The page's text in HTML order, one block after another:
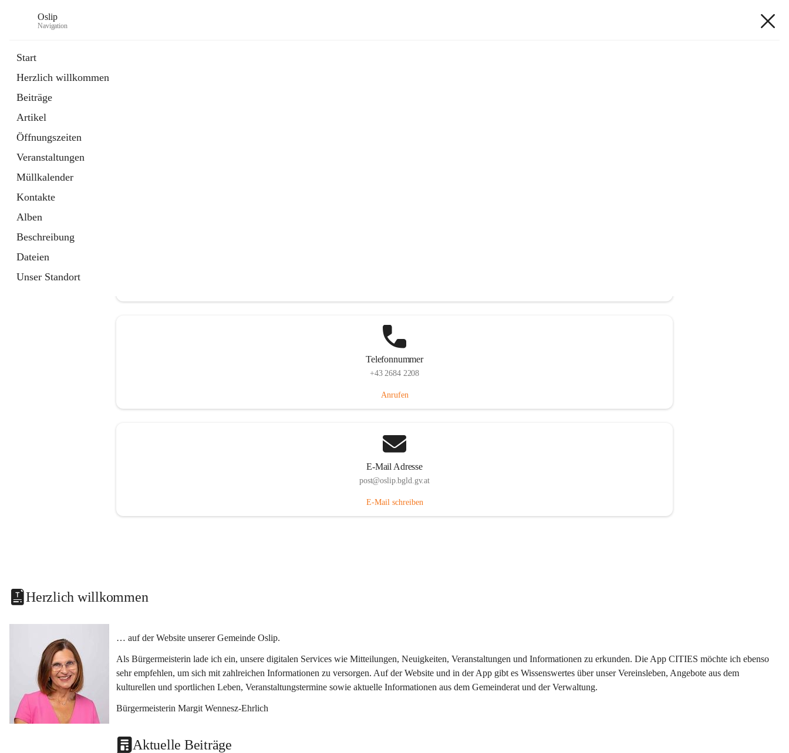
Oslip
Navigation
Start
Herzlich willkommen
Beiträge
Artikel
Öffnungszeiten
Veranstaltungen
Müllkalender
Kontakte
Alben
Beschreibung
Dateien
Unser Standort
Telefonnummer
+43 2684 2208
Anrufen
E-Mail Adresse
post@oslip.bgld.gv.at
E-Mail schreiben
Herzlich willkommen
… auf der Website unserer Gemeinde Oslip.
Als Bürgermeisterin lade ich ein, unsere digitalen Services wie Mitteilungen, Neuigkeiten, Veranstaltungen und Informationen zu erkunden. Die App CITIES möchte ich ebenso
sehr empfehlen, um sich mit zahlreichen Informationen zu versorgen. Auf der Website und in der App gibt es Wissenswertes über unser Vereinsleben, Angebote aus dem
kulturellen und sportlichen Leben, Veranstaltungstermine sowie aktuelle Informationen aus dem Gemeinderat und der Verwaltung.
Bürgermeisterin Margit Wennesz-Ehrlich
Aktuelle Beiträge